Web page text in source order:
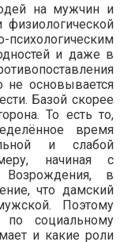
на мужчин и
и даже в
не основывается
Базой скорее
То есть то,
время
и слабой
начиная с
в
что дамский
Поэтому
социальному
и какие роли